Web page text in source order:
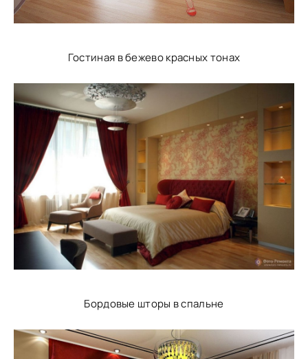
Гостиная в бежево красных тонах
Бордовые шторы в спальне